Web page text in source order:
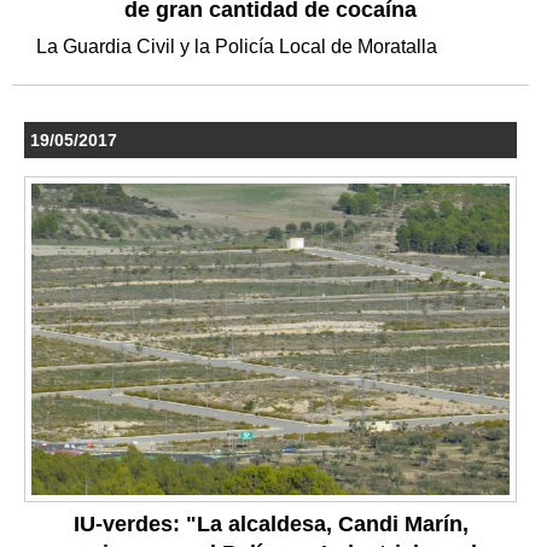
de gran cantidad de cocaína
La Guardia Civil y la Policía Local de Moratalla
19/05/2017
IU-verdes: "La alcaldesa, Candi Marín,